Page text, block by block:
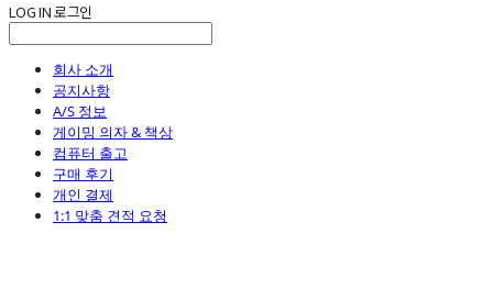
LOG IN로그인
회사 소개
공지사항
A/S 정보
게이밍 의자 & 책상
컴퓨터 출고
구매 후기
개인 결제
1:1 맞춤 견적 요청